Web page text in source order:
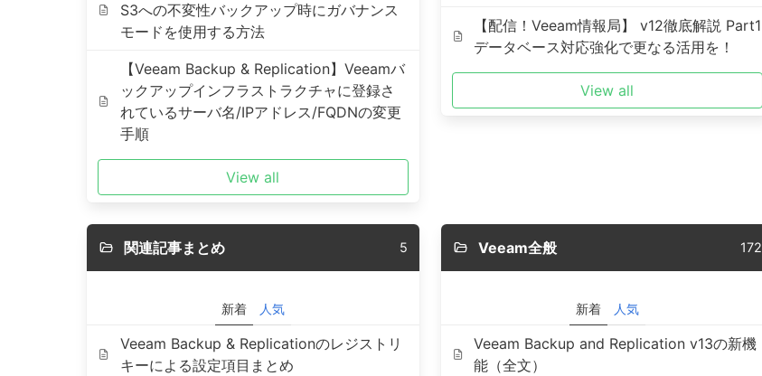
S3への不変性バックアップ時にガバナンス
モードを使用する方法
【Veeam Backup & Replication】Veeamバ
ックアップインフラストラクチャに登録さ
れているサーバ名/IPアドレス/FQDNの変更
手順
View all
【配信！Veeam情報局】 v12徹底解説 Part1
データベース対応強化で更なる活用を！
View all
関連記事まとめ 5
新着 人気
Veeam Backup & Replicationのレジストリ
キーによる設定項目まとめ
Veeam全般 172
新着 人気
Veeam Backup and Replication v13の新機
能（全文）